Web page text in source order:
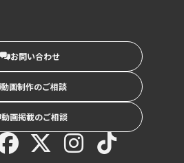
お問い合わせ
動画制作のご相談
動画掲載のご相談